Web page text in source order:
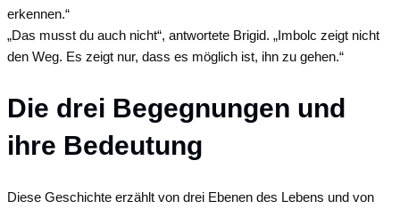
erkennen.“
„Das musst du auch nicht“, antwortete Brigid. „Imbolc zeigt nicht
den Weg. Es zeigt nur, dass es möglich ist, ihn zu gehen.“
Die drei Begegnungen und
ihre Bedeutung
Diese Geschichte erzählt von drei Ebenen des Lebens und von